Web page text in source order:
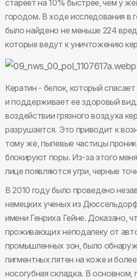
стареет на 10% быстрее, чем у
городом. В ходе исследования в
было найдено не меньше 224
которые ведут к уничтожению
Кератин - белок, который
и поддерживает ее здоровый
воздействии грязного воздуха
разрушается. Это приводит к
тому же, пылевые частицы
блокируют поры. Из-за этого
лице появляются угри, черные
В 2010 году было проведено
немецких ученых из
имени Генриха Гейне. Доказано,
проживающих неподалеку от
промышленных зон, было
пигментных пятен на коже и
носогубная складка. В основном,